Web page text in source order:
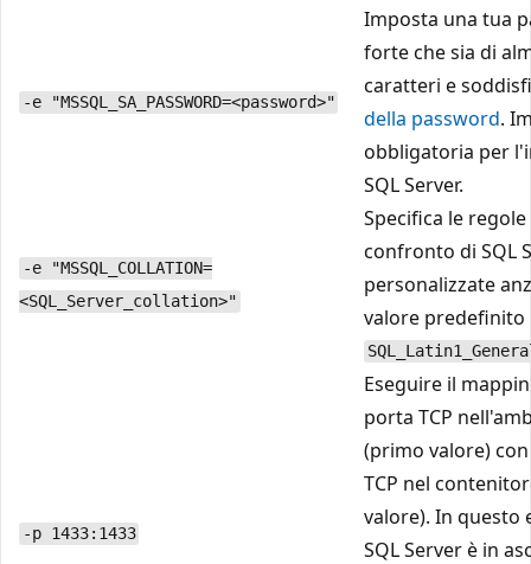
-e "MSSQL_SA_PASSWORD=<password>"
Imposta una tua
forte che sia di
caratteri e
della password.
obbligatoria per
SQL Server.
-e "MSSQL_COLLATION=
<SQL_Server_collation>"
Specifica le
confronto di SQL
personalizzate
valore predefinito
-p 1433:1433
Eseguire il
porta TCP
(primo valore)
TCP nel
valore). In questo
SQL Server è in